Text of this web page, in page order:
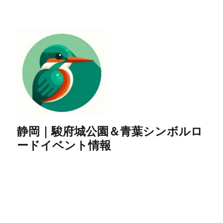
静岡｜駿府城公園＆青葉シンボルロ
ードイベント情報